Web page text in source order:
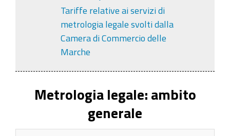
Tariffe relative ai servizi di
metrologia legale svolti dalla
Camera di Commercio delle
Marche
Metrologia legale: ambito
generale